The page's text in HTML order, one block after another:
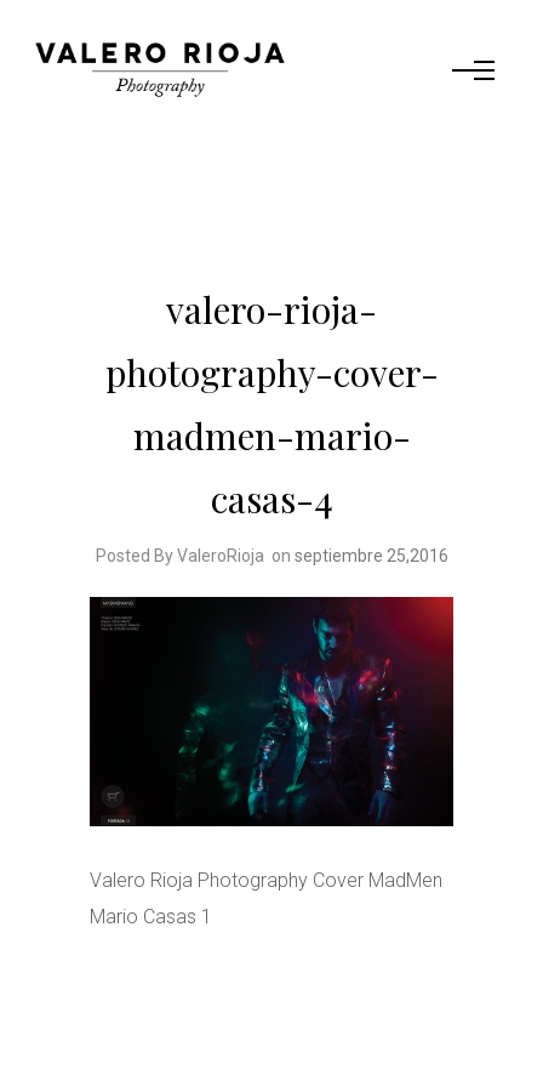
valero-rioja-
photography-cover-
madmen-mario-
casas-4
Posted By ValeroRioja on septiembre 25,2016
Valero Rioja Photography Cover MadMen
Mario Casas 1